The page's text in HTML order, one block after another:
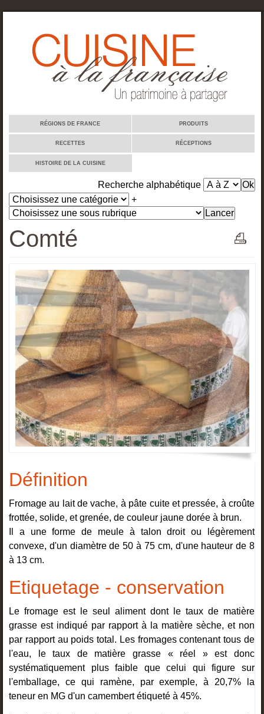
RÉGIONS DE FRANCE PRODUITS
RECETTES RÉCEPTIONS
HISTOIRE DE LA CUISINE
Recherche alphabétique
+
Comté
Définition
Fromage au lait de vache, à pâte cuite et pressée, à croûte
frottée, solide, et grenée, de couleur jaune dorée à brun.
Il a une forme de meule à talon droit ou légèrement
convexe, d'un diamètre de 50 à 75 cm, d'une hauteur de 8
à 13 cm.
Etiquetage - conservation
Le fromage est le seul aliment dont le taux de matière
grasse est indiqué par rapport à la matière sèche, et non
par rapport au poids total. Les fromages contenant tous de
l'eau, le taux de matière grasse « réel » est donc
systématiquement plus faible que celui qui figure sur
l'emballage, ce qui ramène, par exemple, à 20,7% la
teneur en MG d'un camembert étiqueté à 45%.